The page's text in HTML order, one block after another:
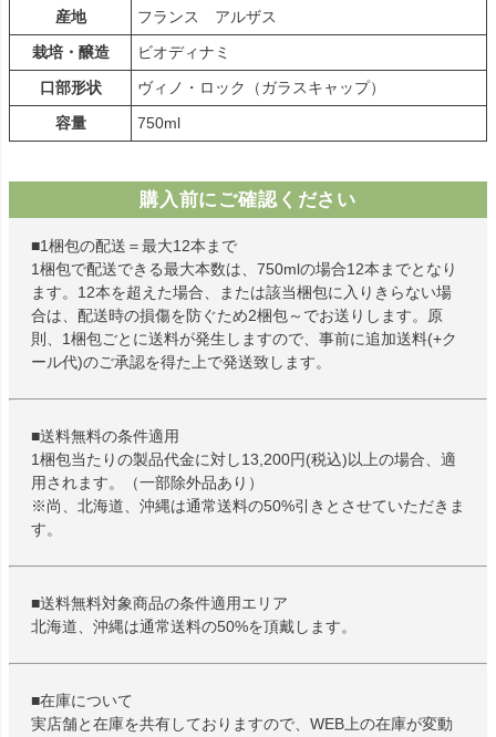
産地
フランス アルザス
栽培・醸造
ビオディナミ
口部形状
ヴィノ・ロック（ガラスキャップ）
容量
750ml
購入前にご確認ください
■1梱包の配送＝最大12本まで
1梱包で配送できる最大本数は、750mlの場合12本までとなり
ます。12本を超えた場合、または該当梱包に入りきらない場
合は、配送時の損傷を防ぐため2梱包～でお送りします。原
則、1梱包ごとに送料が発生しますので、事前に追加送料(+ク
ール代)のご承認を得た上で発送致します。
■送料無料の条件適用
1梱包当たりの製品代金に対し13,200円(税込)以上の場合、適
用されます。（一部除外品あり）
※尚、北海道、沖縄は通常送料の50%引きとさせていただきま
す。
■送料無料対象商品の条件適用エリア
北海道、沖縄は通常送料の50%を頂戴します。
■在庫について
実店舗と在庫を共有しておりますので、WEB上の在庫が変動